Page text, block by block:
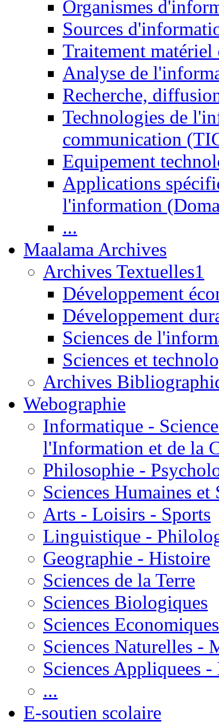
Organismes
Sources
Traitement matériel
Analyse de
Recherche,
Technologies de
communication
Equipement
Applications
l'information
...
Maalama Archives
Archives Textuelles1
Développement
Développement
Sciences de
Sciences et
Archives
Webographie
Informatique -
l'Information et de la
Philosophie -
Sciences Humaines et
Arts - Loisirs - Sports
Linguistique -
Geographie - Histoire
Sciences de la Terre
Sciences Biologiques
Sciences Economiques
Sciences Naturelles -
Sciences Appliquees
...
E-soutien scolaire